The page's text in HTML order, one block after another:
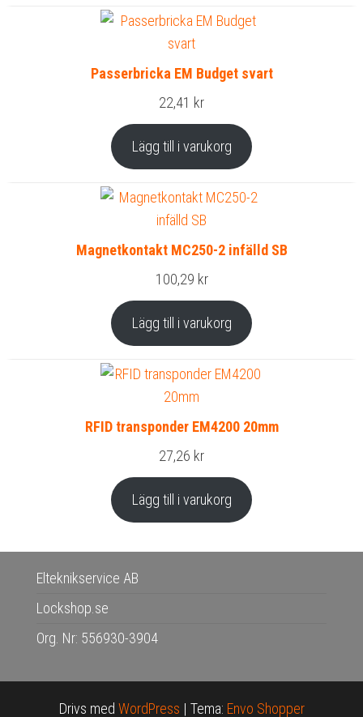
Passerbricka EM Budget svart
22,41 kr
Lägg till i varukorg
Magnetkontakt MC250-2 infälld SB
100,29 kr
Lägg till i varukorg
RFID transponder EM4200 20mm
27,26 kr
Lägg till i varukorg
Elteknikservice AB
Lockshop.se
Org. Nr: 556930-3904
Drivs med WordPress | Tema: Envo Shopper